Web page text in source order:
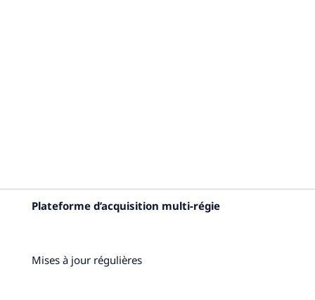
Plateforme d’acquisition multi-régie
Mises à jour régulières